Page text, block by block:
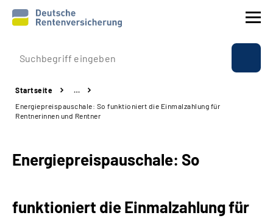
Prävention
Reha
Beratung & Kontakt
Experten
Startseite
…
Energiepreispauschale: So funktioniert die Einmalzahlung für
Rentnerinnen und Rentner
Energiepreispauschale: So
funktioniert die Einmalzahlung für